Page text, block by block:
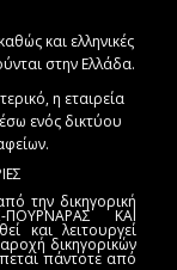
και ελληνικές
στην Ελλάδα.
η εταιρεία
ενός δικτύου
την δικηγορική
ΠΟΥΡΝΑΡΑΣ ΚΑΙ
και λειτουργεί
δικηγορικών
πάντοτε από